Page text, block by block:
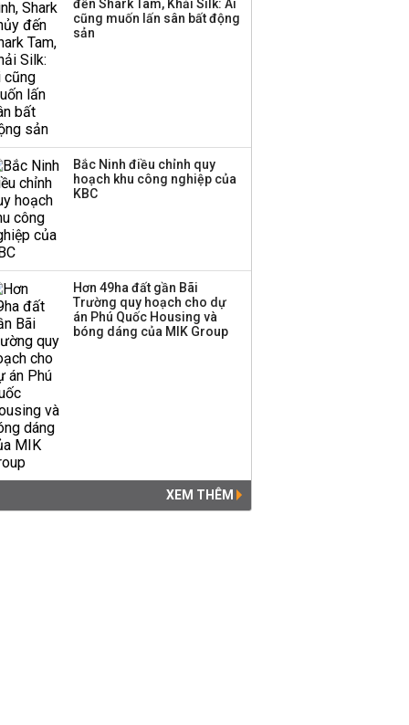
đến Shark Tam, Khải Silk: Ai
cũng muốn lấn sân bất động
sản
Bắc Ninh điều chỉnh quy
hoạch khu công nghiệp của
KBC
Hơn 49ha đất gần Bãi
Trường quy hoạch cho dự
án Phú Quốc Housing và
bóng dáng của MIK Group
XEM THÊM